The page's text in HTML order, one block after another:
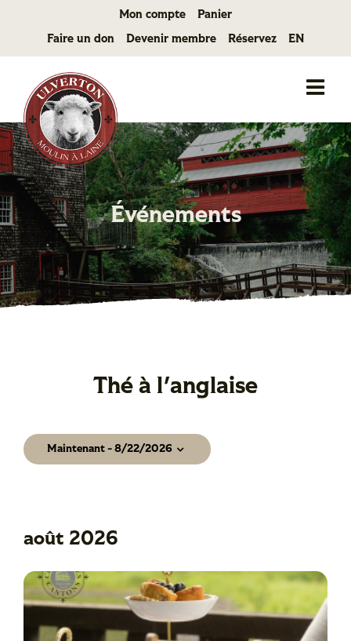
Mon compte Panier
Faire un don Devenir membre Réservez EN
Événements
Thé à l'anglaise
Événements
Maintenant - 8/22/2026
août 2026